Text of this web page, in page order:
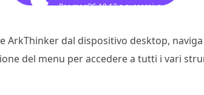
Per macOS 10.12 o successivo
ArkThinker dal dispositivo desktop,
del menu per accedere a tutti i vari